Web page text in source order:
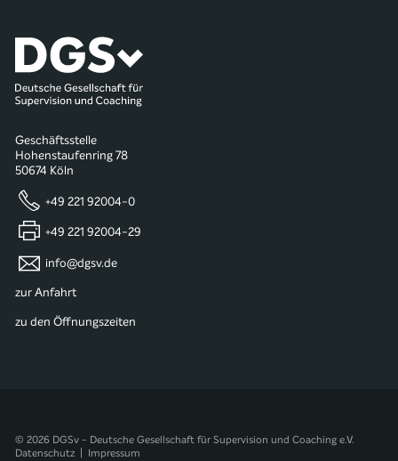
Geschäftsstelle
Hohenstaufenring 78
50674 Köln
+49 221 92004-0
+49 221 92004-29
info@dgsv.de
zur Anfahrt
zu den Öffnungszeiten
© 2026 DGSv - Deutsche Gesellschaft für Supervision und Coaching e.V.
Datenschutz
Impressum